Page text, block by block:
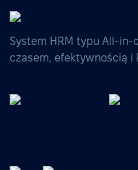
System HRM typu All-
czasem, efektywnością i